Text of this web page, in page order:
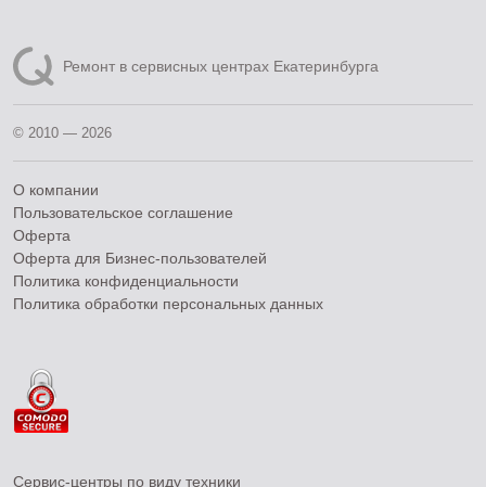
Ремонт в сервисных центрах Екатеринбурга
© 2010 — 2026
О компании
Пользовательское соглашение
Оферта
Оферта для Бизнес-пользователей
Политика конфиденциальности
Политика обработки персональных данных
Сервис-центры по виду техники